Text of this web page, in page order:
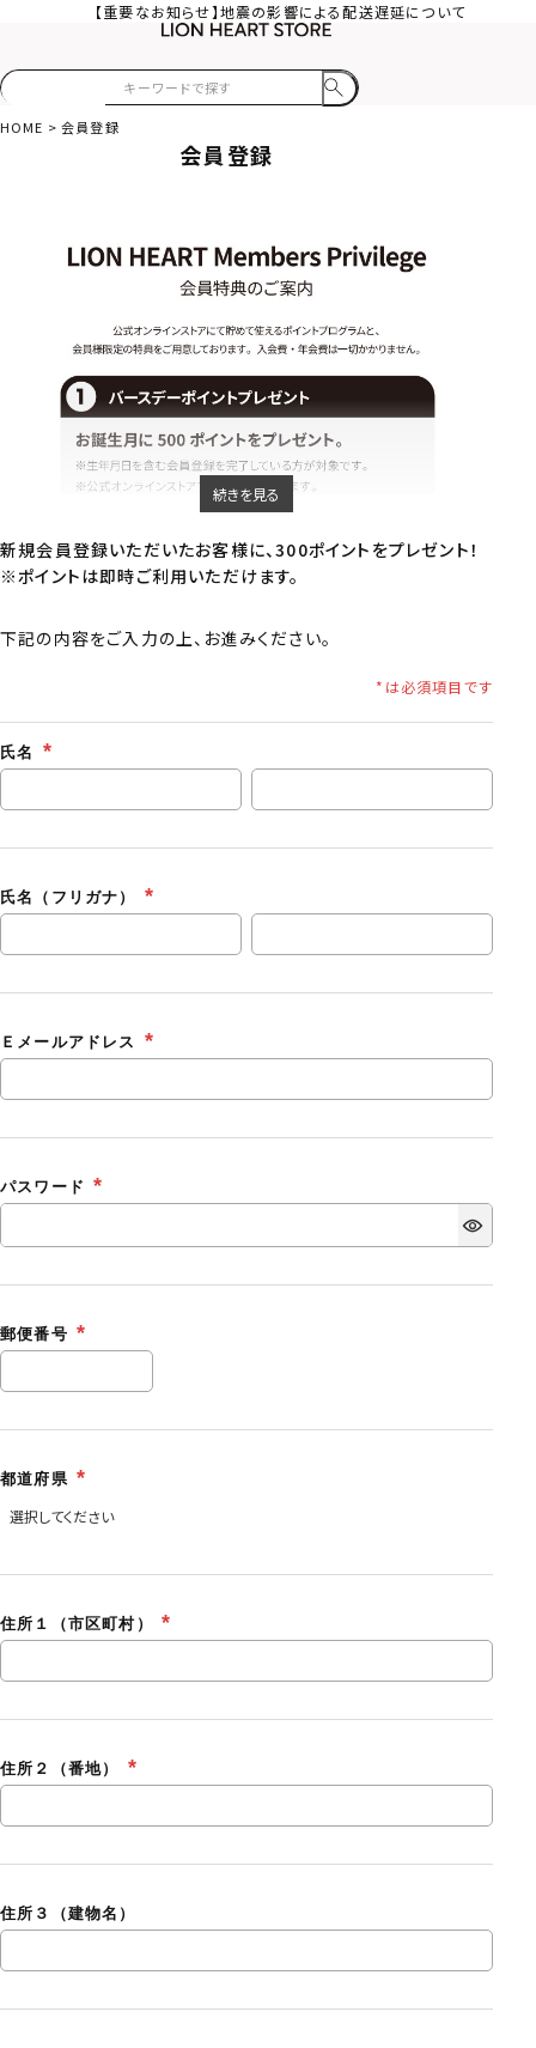
【重要なお知らせ】地震の影響による配送遅延について
HOME 会員登録
会員登録
続きを見る
新規会員登録いただいたお客様に、300ポイントをプレゼント！
※ポイントは即時ご利用いただけます。
下記の内容をご入力の上、お進みください。
氏名
氏名（フリガナ）
Ｅメールアドレス
パスワード
郵便番号
都道府県
住所１（市区町村）
住所２（番地）
住所３（建物名）